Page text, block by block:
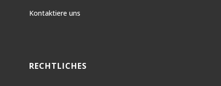
Kontaktiere uns
RECHTLICHES